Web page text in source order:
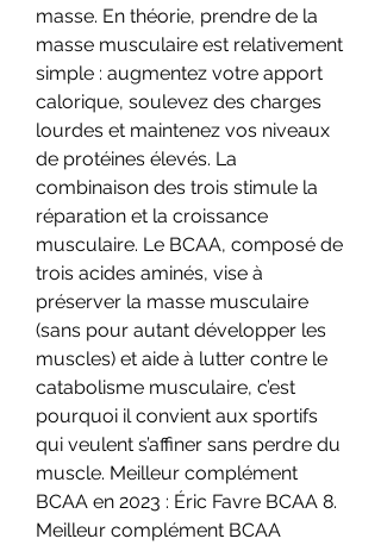
masse. En théorie, prendre de la
masse musculaire est relativement
simple : augmentez votre apport
calorique, soulevez des charges
lourdes et maintenez vos niveaux
de protéines élevés. La
combinaison des trois stimule la
réparation et la croissance
musculaire. Le BCAA, composé de
trois acides aminés, vise à
préserver la masse musculaire
(sans pour autant développer les
muscles) et aide à lutter contre le
catabolisme musculaire, c’est
pourquoi il convient aux sportifs
qui veulent s’affiner sans perdre du
muscle. Meilleur complément
BCAA en 2023 : Éric Favre BCAA 8.
Meilleur complément BCAA